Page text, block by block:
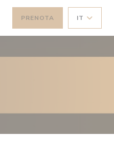
PRENOTA IT